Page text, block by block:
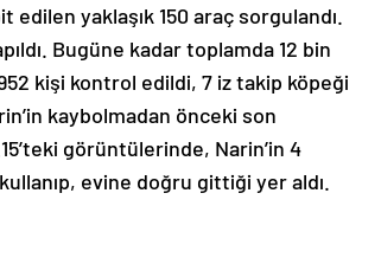
yaklaşık 150 araç sorgulandı.
Bugüne kadar toplamda 12 bin
kişi kontrol edildi, 7 iz takip köpeği
kaybolmadan önceki son
görüntülerinde, Narin’in 4
evine doğru gittiği yer aldı.